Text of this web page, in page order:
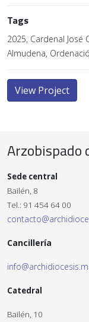
Tags
2025, Cardenal José
Almudena,
View Project
Arzobispado
Sede central
Bailén, 8
Tel.: 91 454 64 00
Cancillería
Catedral
Bailén, 10